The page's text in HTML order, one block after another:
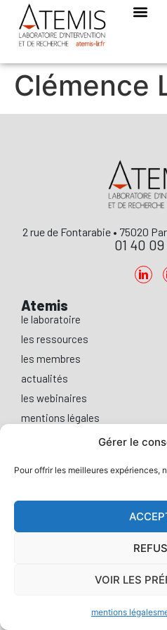
Gérer le
Pour offrir les meilleures expériences,
VOIR LES
mentions légales
Clémence
2 rue de Fontarabie • 75020
01 40
Atemis
le laboratoire
les ressources
les membres
actualités
les webinaires
mentions légales